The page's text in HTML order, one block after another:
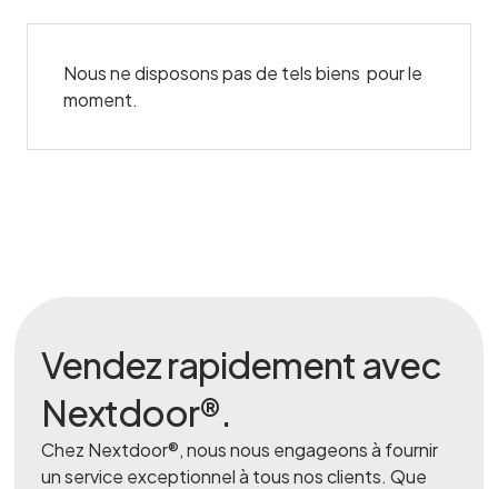
Nous ne disposons pas de tels biens pour le
moment.
Vendez rapidement avec
Nextdoor®.
Chez Nextdoor®, nous nous engageons à fournir
un service exceptionnel à tous nos clients. Que